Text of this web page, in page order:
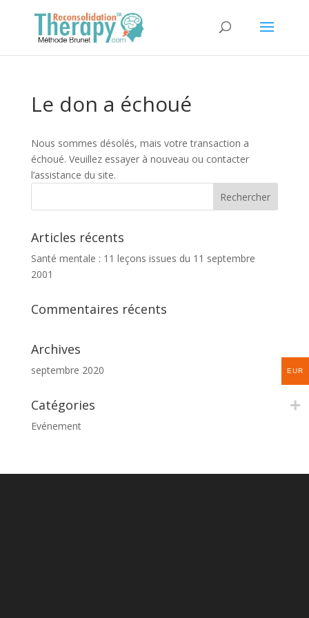
Le don a échoué
Nous sommes désolés, mais votre transaction a
échoué. Veuillez essayer à nouveau ou contacter
l’assistance du site.
Articles récents
Santé mentale : 11 leçons issues du 11 septembre
2001
Commentaires récents
Archives
septembre 2020
Catégories
Evénement
EUR